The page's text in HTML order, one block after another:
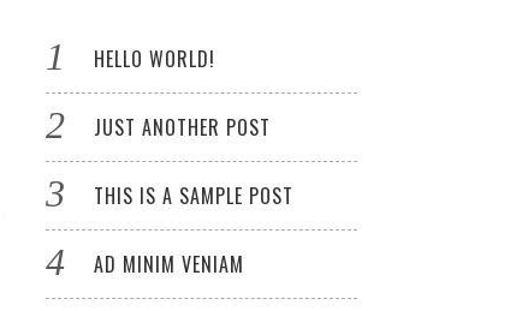
HELLO WORLD!
JUST ANOTHER POST
THIS IS A SAMPLE POST
AD MINIM VENIAM